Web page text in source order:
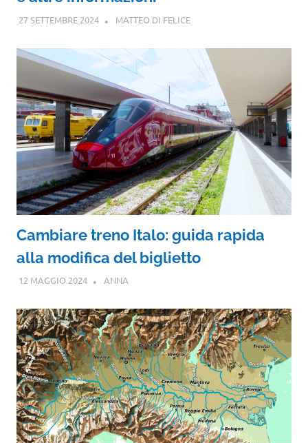
27 SETTEMBRE 2024 MATTEO DI FELICE
Cambiare treno Italo: guida rapida
alla modifica del biglietto
12 MAGGIO 2024 ANNA